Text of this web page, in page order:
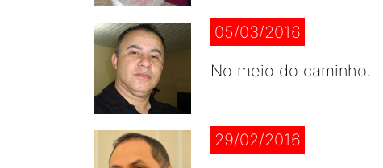
05/03/2016
No meio do
29/02/2016